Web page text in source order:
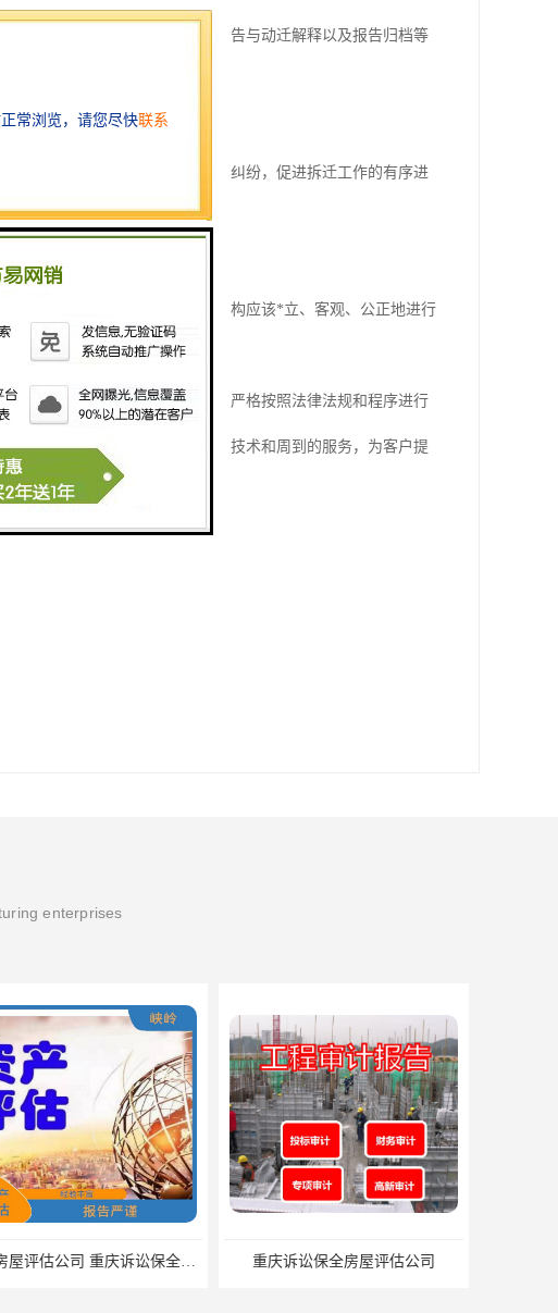
业结算、出具正式评估、送达报告与动迁解释以及报告归档等
补偿的基础，还能够减少争议和纠纷，促进拆迁工作的有序进
估过程的透明度等方面。评估机构应该*立、客观、公正地进行
工作顺利进行的重要任务。通过严格按照法律法规和程序进行
积作用。渝中拆迁评估，将以的技术和周到的服务，为客户提
enterprises
重庆房屋评估公司 重庆诉讼保全房屋评估公司 重庆诉讼保全房屋评估公司